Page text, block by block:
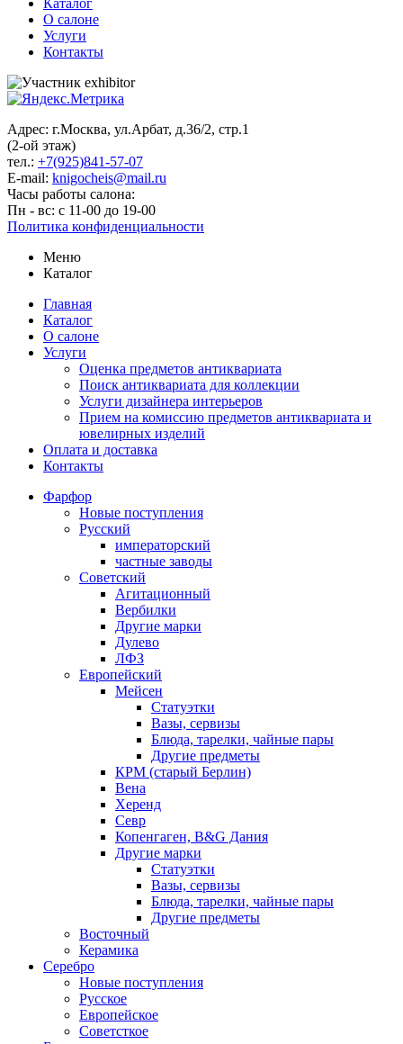
Каталог
О салоне
Услуги
Контакты
Адрес: г.Москва, ул.Арбат, д.36/2, стр.1
(2-ой этаж)
тел.: +7(925)841-57-07
E-mail: knigocheis@mail.ru
Часы работы салона:
Пн - вс: с 11-00 до 19-00
Политика конфиденциальности
Меню
Каталог
Главная
Каталог
О салоне
Услуги
Оценка предметов антиквариата
Поиск антиквариата для коллекции
Услуги дизайнера интерьеров
Прием на комиссию предметов антиквариата и
ювелирных изделий
Оплата и доставка
Контакты
Фарфор
Новые поступления
Русский
императорский
частные заводы
Советский
Агитационный
Вербилки
Другие марки
Дулево
ЛФЗ
Европейский
Мейсен
Статуэтки
Вазы, сервизы
Блюда, тарелки, чайные пары
Другие предметы
КРМ (старый Берлин)
Вена
Херенд
Севр
Копенгаген, B&G Дания
Другие марки
Статуэтки
Вазы, сервизы
Блюда, тарелки, чайные пары
Другие предметы
Восточный
Керамика
Серебро
Новые поступления
Русское
Европейское
Советсткое